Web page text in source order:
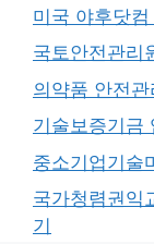
미국 야후닷
국토안전관리
의약품 안전
기술보증기금
중소기업기술
국가청렴권익
기